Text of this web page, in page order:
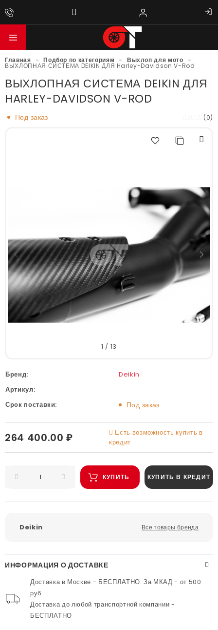
Главная - Подбор по категориям - Выхлоп для мото -
ВЫХЛОПНАЯ СИСТЕМА DEIKIN ДЛЯ Harley-Davidson V-Rod
ВЫХЛОПНАЯ СИСТЕМА DEIKIN ДЛЯ
HARLEY-DAVIDSON V-ROD
Под заказ (0)
1 / 13
Бренд:
Deikin
Артикул:
Срок поставки:
Под заказ
264 400.00 ₽
Есть возможность купить в
кредит
КУПИТЬ КУПИТЬ В КРЕДИТ
Deikin Все товары бренда
ИНФОРМАЦИЯ О ДОСТАВКЕ
Доставка в Москве - БЕСПЛАТНО. За МКАД - от 500
руб
Доставка до любой транспортной компании -
БЕСПЛАТНО